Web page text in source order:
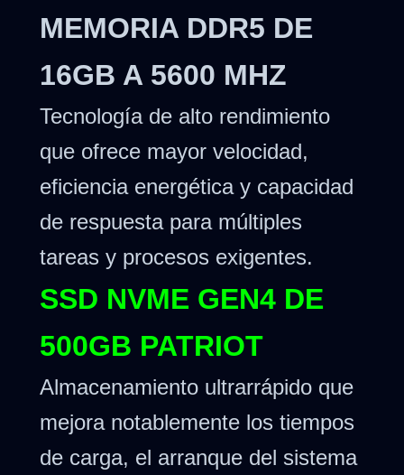
MEMORIA DDR5 DE
16GB A 5600 MHZ
Tecnología de alto rendimiento
que ofrece mayor velocidad,
eficiencia energética y capacidad
de respuesta para múltiples
tareas y procesos exigentes.
SSD NVME GEN4 DE
500GB PATRIOT
Almacenamiento ultrarrápido que
mejora notablemente los tiempos
de carga, el arranque del sistema